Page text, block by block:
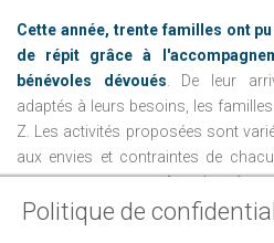
Cette année, trente familles ont
de répit grâce à
bénévoles dévoués . De leur
adaptés à leurs besoins, les
Z. Les activités proposées sont
aux envies et contraintes de
massages parent-enfant,
cuisine, visites culturelles, et
Politique de